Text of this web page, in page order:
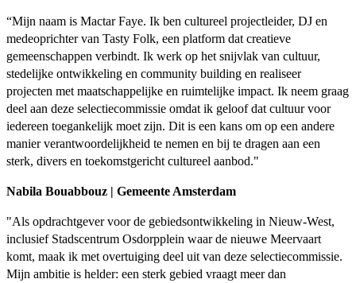
“Mijn naam is Mactar Faye. Ik ben cultureel projectleider, DJ en
medeoprichter van Tasty Folk, een platform dat creatieve
gemeenschappen verbindt. Ik werk op het snijvlak van cultuur,
stedelijke ontwikkeling en community building en realiseer
projecten met maatschappelijke en ruimtelijke impact. Ik neem graag
deel aan deze selectiecommissie omdat ik geloof dat cultuur voor
iedereen toegankelijk moet zijn. Dit is een kans om op een andere
manier verantwoordelijkheid te nemen en bij te dragen aan een
sterk, divers en toekomstgericht cultureel aanbod."
Nabila Bouabbouz | Gemeente Amsterdam
"Als opdrachtgever voor de gebiedsontwikkeling in Nieuw-West,
inclusief Stadscentrum Osdorpplein waar de nieuwe Meervaart
komt, maak ik met overtuiging deel uit van deze selectiecommissie.
Mijn ambitie is helder: een sterk gebied vraagt meer dan